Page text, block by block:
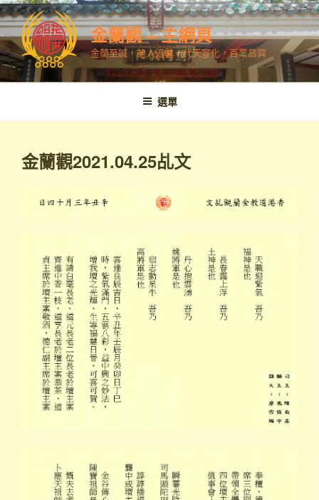
跳
至
內
容
金蘭觀 – 主網頁
金蘭至誠，神人溫馨，代天宣化，百業昌興
選單
金蘭觀2021.04.25乩文